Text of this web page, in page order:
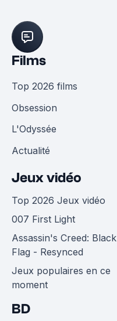
Films
Top 2026 films
Obsession
L'Odyssée
Actualité
Jeux vidéo
Top 2026 Jeux vidéo
007 First Light
Assassin's Creed: Black
Flag - Resynced
Jeux populaires en ce
moment
BD